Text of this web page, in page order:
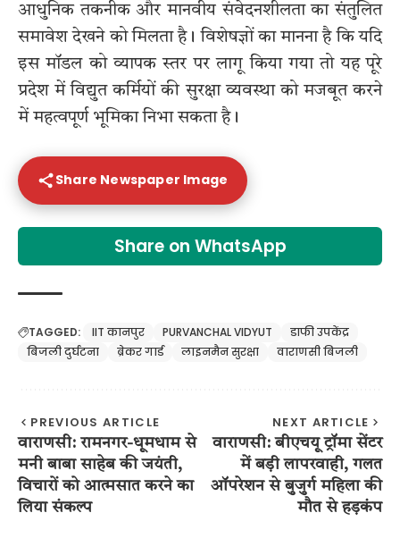
आधुनिक तकनीक और मानवीय संवेदनशीलता का संतुलित
समावेश देखने को मिलता है। विशेषज्ञों का मानना है कि यदि
इस मॉडल को व्यापक स्तर पर लागू किया गया तो यह पूरे
प्रदेश में विद्युत कर्मियों की सुरक्षा व्यवस्था को मजबूत करने
में महत्वपूर्ण भूमिका निभा सकता है।
Share Newspaper Image
Share on WhatsApp
TAGGED: IIT कानपुर PURVANCHAL VIDYUT
डाफी उपकेंद्र
बिजली दुर्घटना
ब्रेकर गार्ड लाइनमैन सुरक्षा वाराणसी बिजली
PREVIOUS ARTICLE
वाराणसी: रामनगर-धूमधाम से
मनी बाबा साहेब की जयंती,
विचारों को आत्मसात करने का
लिया संकल्प
NEXT ARTICLE
वाराणसी: बीएचयू ट्रॉमा सेंटर
में बड़ी लापरवाही, गलत
ऑपरेशन से बुजुर्ग महिला की
मौत से हड़कंप